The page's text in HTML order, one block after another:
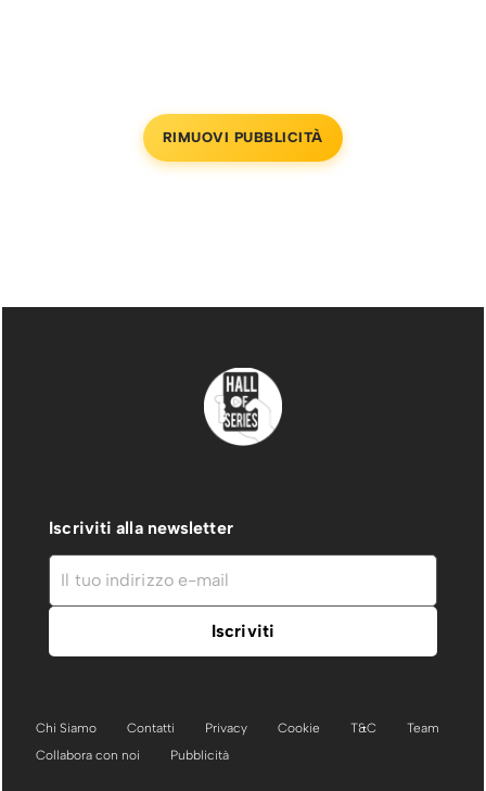
RIMUOVI PUBBLICITÀ
Iscriviti alla newsletter
Chi Siamo Contatti Privacy Cookie T&C
Team
Collabora con noi
Pubblicità